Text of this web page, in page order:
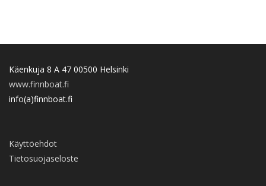
Käenkuja 8 A 47 00500 Helsinki
www.finnboat.fi
info(a)finnboat.fi
Käyttöehdot
Tietosuojaseloste